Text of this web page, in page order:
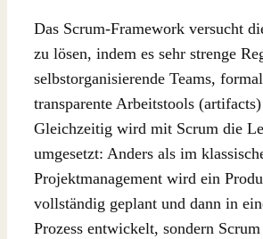
Das Scrum-Framework versucht
zu lösen, indem es sehr strenge
selbstorganisierende Teams,
transparente Arbeitstools
Gleichzeitig wird mit Scrum die
umgesetzt: Anders als im
Projektmanagement wird ein
vollständig geplant und dann in
Prozess entwickelt, sondern